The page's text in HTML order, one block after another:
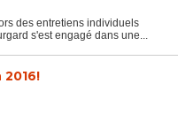
des entretiens individuels
s'est engagé dans une...
2016!